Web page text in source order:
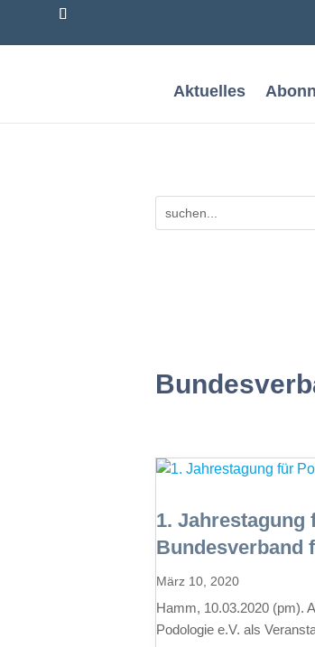
Aktuelles
1. Jahrestagung
Bundesverband
März 10, 2020
Hamm, 10.03.2020 (pm).
Podologie e.V. als